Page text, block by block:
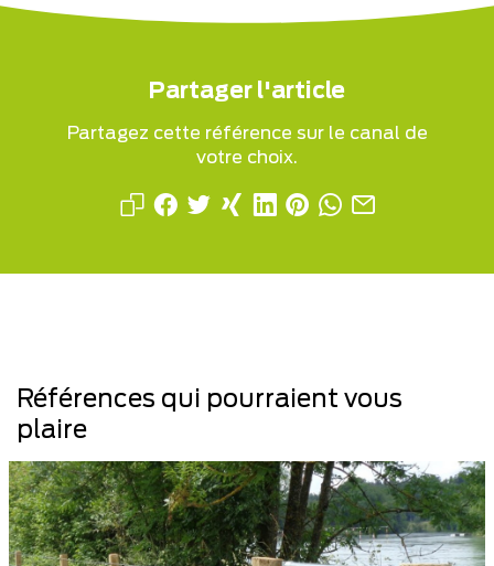
Partager l'article
Partagez cette référence sur le canal de
votre choix.
Références qui pourraient vous
plaire